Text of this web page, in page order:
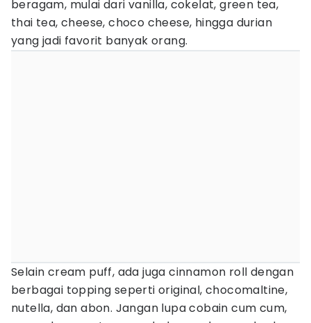
beragam, mulai dari vanilla, cokelat, green tea,
thai tea, cheese, choco cheese, hingga durian
yang jadi favorit banyak orang.
Selain cream puff, ada juga cinnamon roll dengan
berbagai topping seperti original, chocomaltine,
nutella, dan abon. Jangan lupa cobain cum cum,